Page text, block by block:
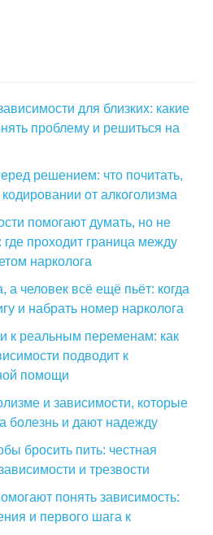
для близких: какие
проблему и решиться на
решением: что почитать,
от алкоголизма
помогают думать, но не
где проходит граница между
нарколога
а человек всё ещё пьёт: когда
и набрать номер нарколога
к реальным переменам: как
подводит к
помощи
и зависимости, которые
болезнь и дают надежду
бросить пить: честная
и трезвости
понять зависимость:
и первого шага к